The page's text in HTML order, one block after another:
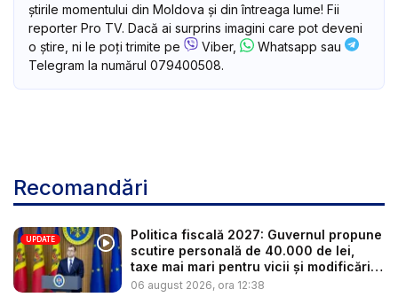
știrile momentului din Moldova și din întreaga lume! Fii
reporter Pro TV. Dacă ai surprins imagini care pot deveni
o știre, ni le poți trimite pe
Viber,
Whatsapp sau
Telegram la numărul 079400508.
Recomandări
UPDATE
Politica fiscală 2027: Guvernul propune
scutire personală de 40.000 de lei,
taxe mai mari pentru vicii și modificări
l...
06 august 2026, ora 12:38